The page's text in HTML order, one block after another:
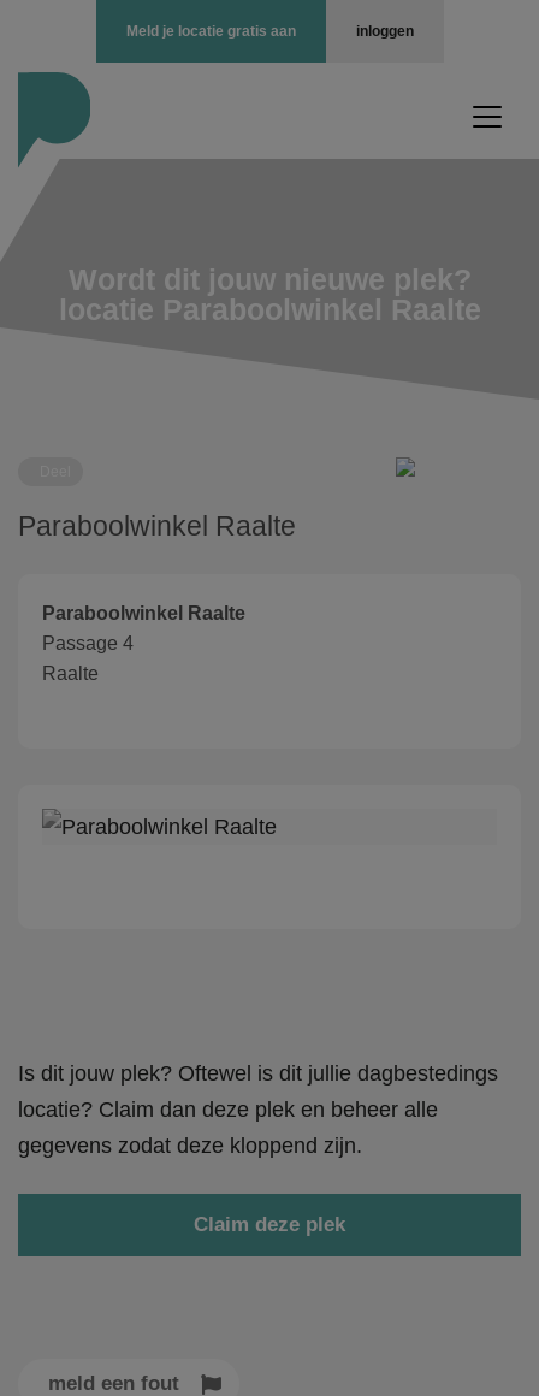
inloggen
Meld je locatie gratis aan
Wordt dit jouw nieuwe plek?
locatie Paraboolwinkel Raalte
Paraboolwinkel Raalte
Paraboolwinkel Raalte
Passage 4
Raalte
Is dit jouw plek? Oftewel is dit jullie dagbestedings
locatie? Claim dan deze plek en beheer alle
gegevens zodat deze kloppend zijn.
Claim deze plek
meld een fout